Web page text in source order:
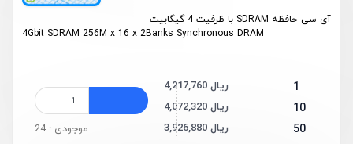
آی سی حافظه SDRAM با ظرفیت 4 گیگابیت
4Gbit SDRAM 256M x 16 x 2Banks Synchronous DRAM
1 4,217,760 ریال
10 4,072,320 ریال
50 3,926,880 ریال موجودی : 24